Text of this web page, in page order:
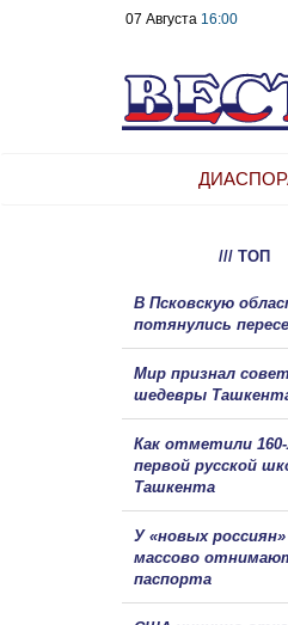
07 Августа 16:00
/// ТОП
В Псковскую
потянулись
Мир признал
шедевры
Как отметили
первой русской
Ташкента
У «новых россиян»
массово
паспорта